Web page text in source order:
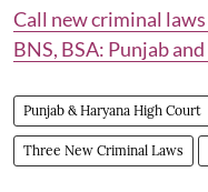
Call new criminal
BNS, BSA: Punjab
Punjab & Haryana High Court
Three New Criminal Laws